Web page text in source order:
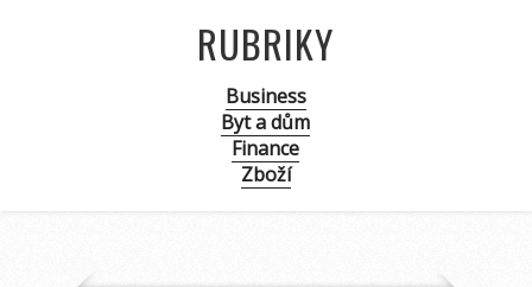
RUBRIKY
Business
Byt a dům
Finance
Zboží